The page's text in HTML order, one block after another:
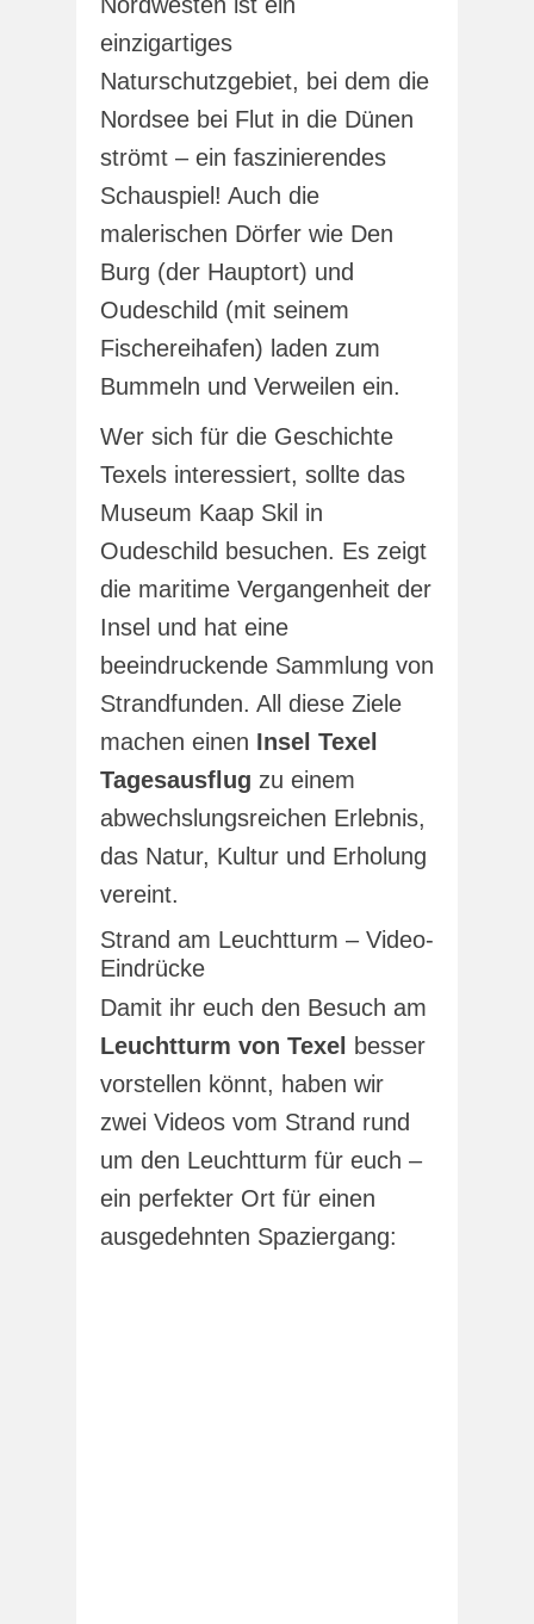
einzigartiges
Naturschutzgebiet, bei dem die
Nordsee bei Flut in die Dünen
strömt – ein faszinierendes
Schauspiel! Auch die
malerischen Dörfer wie Den
Burg (der Hauptort) und
Oudeschild (mit seinem
Fischereihafen) laden zum
Bummeln und Verweilen ein.
Wer sich für die Geschichte
Texels interessiert, sollte das
Museum Kaap Skil in
Oudeschild besuchen. Es zeigt
die maritime Vergangenheit der
Insel und hat eine
beeindruckende Sammlung von
Strandfunden. All diese Ziele
machen einen Insel Texel
Tagesausflug zu einem
abwechslungsreichen Erlebnis,
das Natur, Kultur und Erholung
vereint.
Strand am Leuchtturm – Video-
Eindrücke
Damit ihr euch den Besuch am
Leuchtturm von Texel
besser
vorstellen könnt, haben wir
zwei Videos vom Strand rund
um den Leuchtturm für euch –
ein perfekter Ort für einen
ausgedehnten Spaziergang: